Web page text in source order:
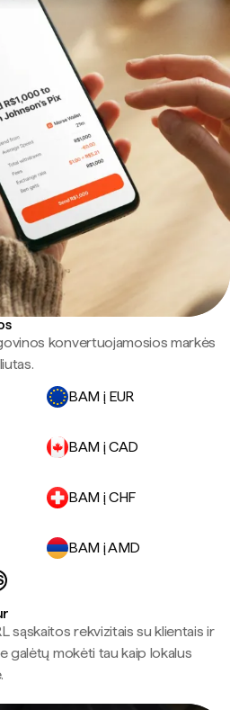
konvertuojamosios markės
BAM į EUR
BAM į CAD
BAM į CHF
BAM į AMD
sąskaitos rekvizitais su klientais ir
galėtų mokėti tau kaip lokalus